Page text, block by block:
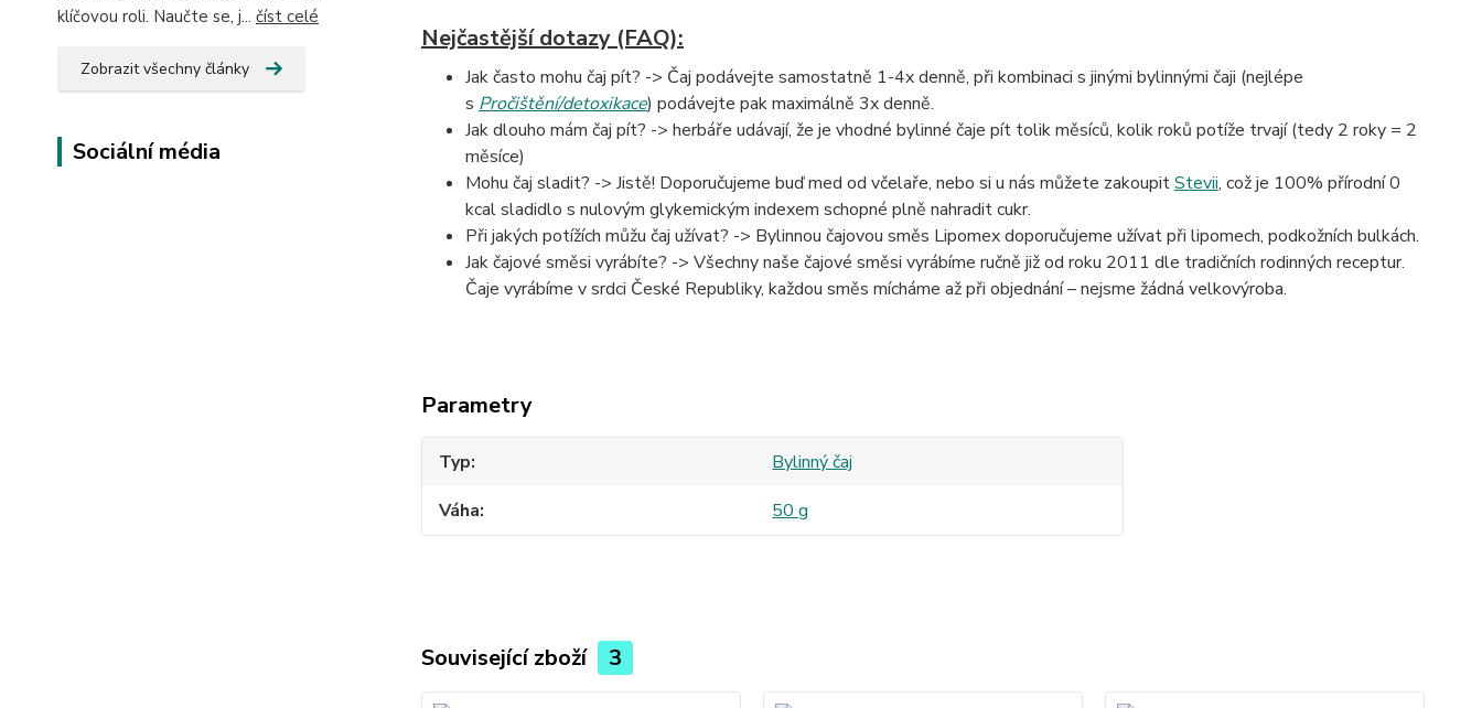
klíčovou roli. Naučte se, j... číst celé
Zobrazit všechny články
Sociální média
Nejčastější dotazy (FAQ):
Jak často mohu čaj pít? -> Čaj podávejte samostatně 1-4x denně, při kombinaci s jinými bylinnými čaji (nejlépe
s Pročištění/detoxikace) podávejte pak maximálně 3x denně.
Jak dlouho mám čaj pít? -> herbáře udávají, že je vhodné bylinné čaje pít tolik měsíců, kolik roků potíže trvají (tedy 2 roky = 2
měsíce)
Mohu čaj sladit? -> Jistě! Doporučujeme buď med od včelaře, nebo si u nás můžete zakoupitStevii, což je 100% přírodní 0
kcal sladidlo s nulovým glykemickým indexem schopné plně nahradit cukr.
Při jakých potížích můžu čaj užívat? -> Bylinnou čajovou směs Lipomex doporučujeme užívat při lipomech, podkožních bulkách.
Jak čajové směsi vyrábíte? -> Všechny naše čajové směsi vyrábíme ručně již od roku 2011 dle tradičních rodinných receptur.
Čaje vyrábíme v srdci České Republiky, každou směs mícháme až při objednání – nejsme žádná velkovýroba.
Parametry
Typ
Bylinný čaj
Váha
50 g
Související zboží 3